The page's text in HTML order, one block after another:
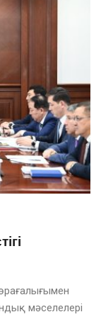
мәселелері